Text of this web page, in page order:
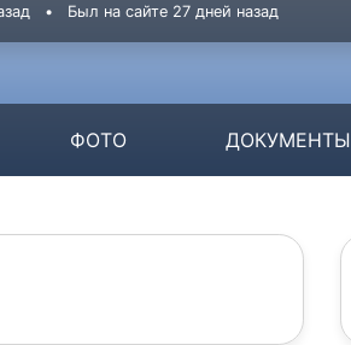
• Был на сайте 27 дней назад
ФОТО ДОКУМЕНТЫ